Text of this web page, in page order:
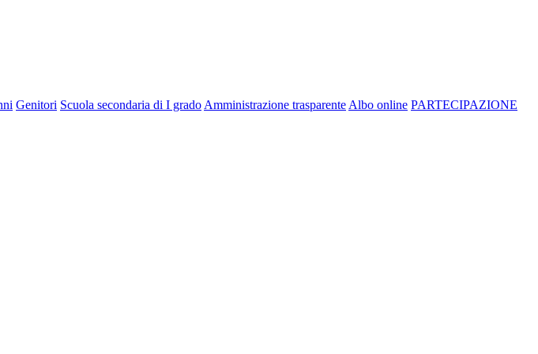
Genitori Scuola secondaria di I grado Amministrazione trasparente Albo online PARTECIPAZIONE